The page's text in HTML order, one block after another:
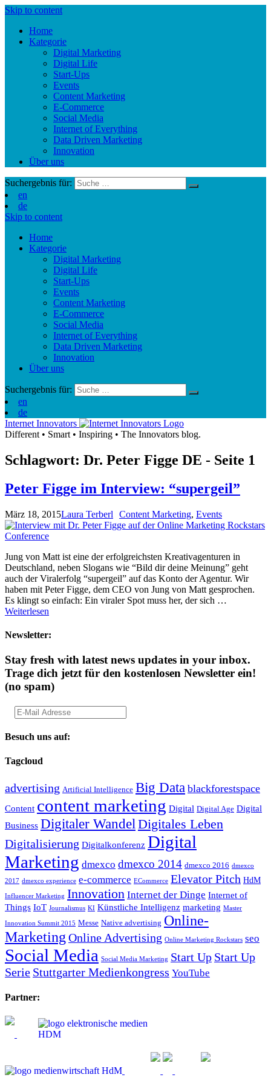
Skip to content
Home
Kategorie
Digital Marketing
Digital Life
Start-Ups
Events
Content Marketing
E-Commerce
Social Media
Internet of Everything
Data Driven Marketing
Innovation
Über uns
Suchergebnis für:
en
de
Skip to content
Home
Kategorie
Digital Marketing
Digital Life
Start-Ups
Events
Content Marketing
E-Commerce
Social Media
Internet of Everything
Data Driven Marketing
Innovation
Über uns
Suchergebnis für:
en
de
Internet Innovators
Different • Smart • Inspiring • The Innovators blog.
Schlagwort: Dr. Peter Figge DE - Seite 1
Peter Figge im Interview: “supergeil”
März 18, 2015Laura Terberl Content Marketing, Events
Jung von Matt ist eine der erfolgreichsten Kreativagenturen in
Deutschland, neben Slogans wie “Bild dir deine Meinung” geht
auch der Viralerfolg “supergeil” auf das Konto der Agentur. Wir
haben mit Peter Figge, dem CEO von Jung von Matt gesprochen.
Es klingt so einfach: Ein viraler Spot muss her, der sich …
Weiterlesen
Newsletter:
Stay fresh with latest news updates in your inbox.
Trage dich jetzt für den kostenlosen Newsletter ein!
(no spam)
Besuch uns auf:
Tagcloud
advertising Artificial Intelligence Big Data blackforestspace
Content content marketing Digital Digital Age Digital
Business Digitaler Wandel Digitales Leben
Digitalisierung Digitalkonferenz Digital
Marketing dmexco dmexco 2014 dmexco 2016 dmexco
2017 dmexco experience e-commerce ECommerce Elevator Pitch HdM
Influencer Marketing Innovation Internet der Dinge Internet of
Things IoT Journalismus KI Künstliche Intelligenz marketing Master
Innovation Summit 2015 Messe Native advertising Online-
Marketing Online Advertising Online Marketing Rockstars seo
Social Media Social Media Marketing Start Up Start Up
Serie Stuttgarter Medienkongress YouTube
Partner: